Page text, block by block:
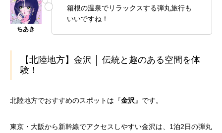
箱根の温泉でリラックスする弾丸旅行も
いいですね！
【北陸地方】金沢 │ 伝統と趣のある空間を体
験！
北陸地方でおすすめのスポットは『金沢』です。
東京・大阪から新幹線でアクセスしやすい金沢は、1泊2日の弾丸